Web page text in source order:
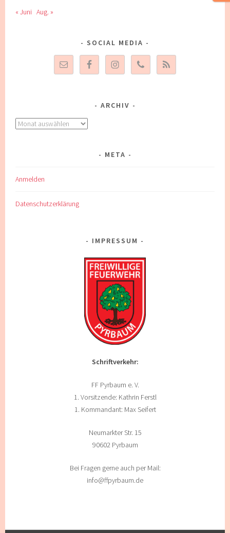
« Juni Aug. »
SOCIAL MEDIA
ARCHIV
Archiv
META
Anmelden
Datenschutzerklärung
IMPRESSUM
Schriftverkehr:
FF Pyrbaum e. V.
1. Vorsitzende: Kathrin Ferstl
1. Kommandant: Max Seifert
Neumarkter Str. 15
90602 Pyrbaum
Bei Fragen gerne auch per Mail:
info@ffpyrbaum.de